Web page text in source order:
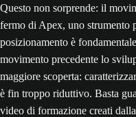
Questo non sorprende: il
fermo di Apex, uno strumento
posizionamento è
movimento precedente lo
maggiore scoperta:
è fin troppo riduttivo. Basta
video di formazione creati